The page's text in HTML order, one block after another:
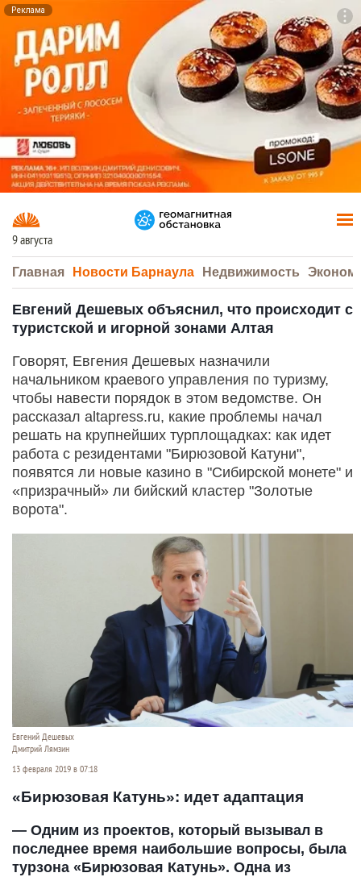
Реклама
9 августа
Главная Новости Барнаула Недвижимость
Евгений Дешевых объяснил, что происходит с
туристской и игорной зонами Алтая
Говорят, Евгения Дешевых назначили
начальником краевого управления по туризму,
чтобы навести порядок в этом ведомстве. Он
рассказал altapress.ru, какие проблемы начал
решать на крупнейших турплощадках: как идет
работа с резидентами "Бирюзовой Катуни",
появятся ли новые казино в "Сибирской монете" и
«призрачный» ли бийский кластер "Золотые
ворота".
Евгений Дешевых
Дмитрий Лямзин
13 февраля 2019 в 07:18
«Бирюзовая Катунь»: идет адаптация
— Одним из проектов, который вызывал в
последнее время наибольшие вопросы, была
турзона «Бирюзовая Катунь». Одна из